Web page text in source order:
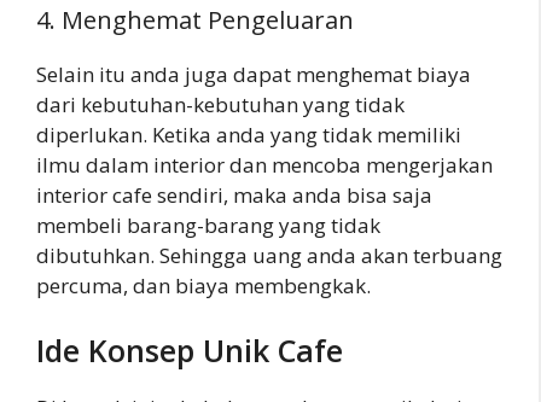
4. Menghemat Pengeluaran
Selain itu anda juga dapat menghemat biaya
dari kebutuhan-kebutuhan yang tidak
diperlukan. Ketika anda yang tidak memiliki
ilmu dalam interior dan mencoba mengerjakan
interior cafe sendiri, maka anda bisa saja
membeli barang-barang yang tidak
dibutuhkan. Sehingga uang anda akan terbuang
percuma, dan biaya membengkak.
Ide Konsep Unik Cafe